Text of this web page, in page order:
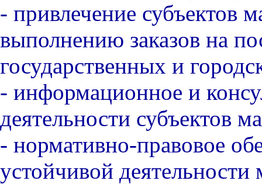
- привлечение субъектов
выполнению заказов на
государственных и
- информационное и
деятельности субъектов
- нормативно-правовое
устойчивой